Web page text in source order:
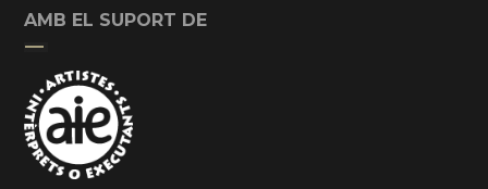
AMB EL SUPORT DE